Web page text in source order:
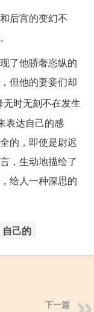
后宫的变幻不
了他骄奢恣纵的
但他的妻妾们却
时无刻不在发生
表达自己的感
的，即使是尉迟
，生动地描绘了
给人一种深思的
自己的
下一篇